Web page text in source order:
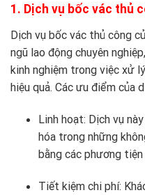
1. Dịch vụ bốc vác thủ
Dịch vụ bốc vác thủ công
ngũ lao động chuyên
kinh nghiệm trong việc xử
hiệu quả. Các ưu điểm của
Linh hoạt: Dịch vụ
hóa trong những
bằng các phương tiện
Tiết kiệm chi phí: